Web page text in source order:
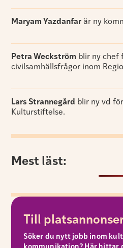
Maryam Yazdanfar är ny
Petra Weckström blir ny chef
civilsamhällsfrågor inom
Lars Strannegård blir ny vd
Kulturstiftelse.
Mest läst:
Till
Söker du nytt jobb inom